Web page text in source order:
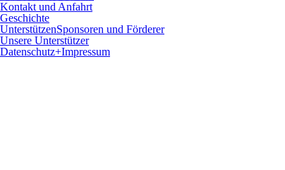
Kontakt und Anfahrt
Geschichte
UnterstützenSponsoren und Förderer
Unsere Unterstützer
Datenschutz+Impressum